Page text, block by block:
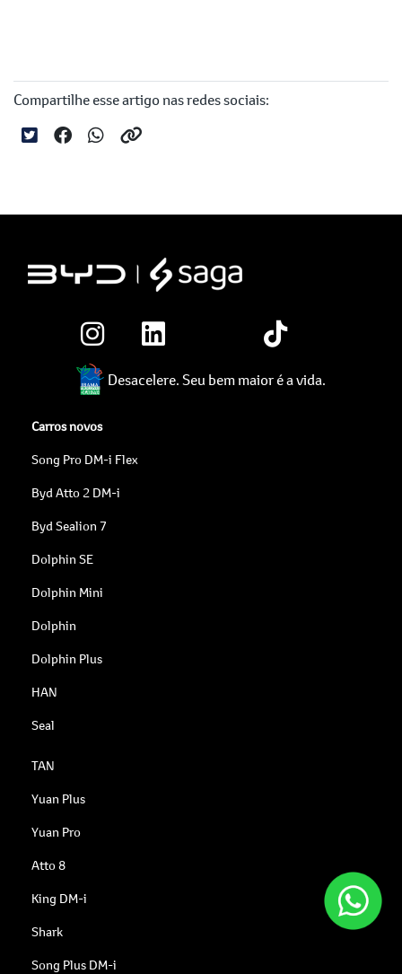
Compartilhe esse artigo nas redes sociais:
Desacelere. Seu bem maior é a vida.
Carros novos
Song Pro DM-i Flex
Byd Atto 2 DM-i
Byd Sealion 7
Dolphin SE
Dolphin Mini
Dolphin
Dolphin Plus
HAN
Seal
TAN
Yuan Plus
Yuan Pro
Atto 8
King DM-i
Shark
Song Plus DM-i